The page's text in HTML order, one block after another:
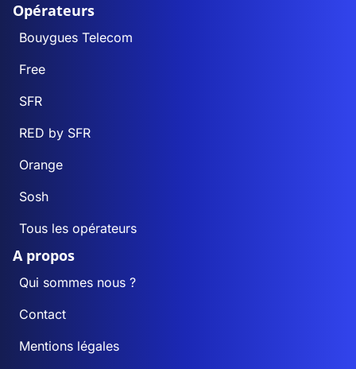
Opérateurs
Bouygues Telecom
Free
SFR
RED by SFR
Orange
Sosh
Tous les opérateurs
A propos
Qui sommes nous ?
Contact
Mentions légales